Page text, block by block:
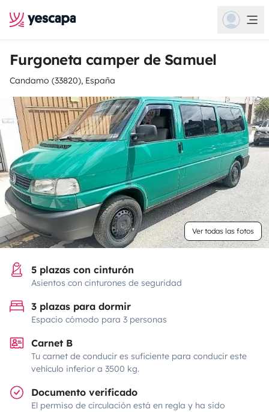
Furgoneta camper de Samuel
Candamo (33820), España
Ver todas las fotos
5 plazas con cinturón
Asientos con cinturones de seguridad
3 plazas para dormir
Espacio cómodo para 3 personas
Carnet B
Tu carnet de conducir es suficiente para conducir este
vehículo inferior a 3500 kg.
Documento verificado
El permiso de circulación está en regla y ha sido